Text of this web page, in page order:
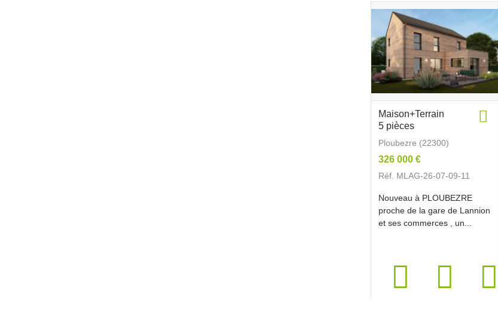
Maison+Terrain
5 pièces
Ploubezre (22300)
326 000 €
Réf. MLAG-26-07-09-11
Nouveau à PLOUBEZRE
proche de la gare de Lannion
et ses commerces , un...